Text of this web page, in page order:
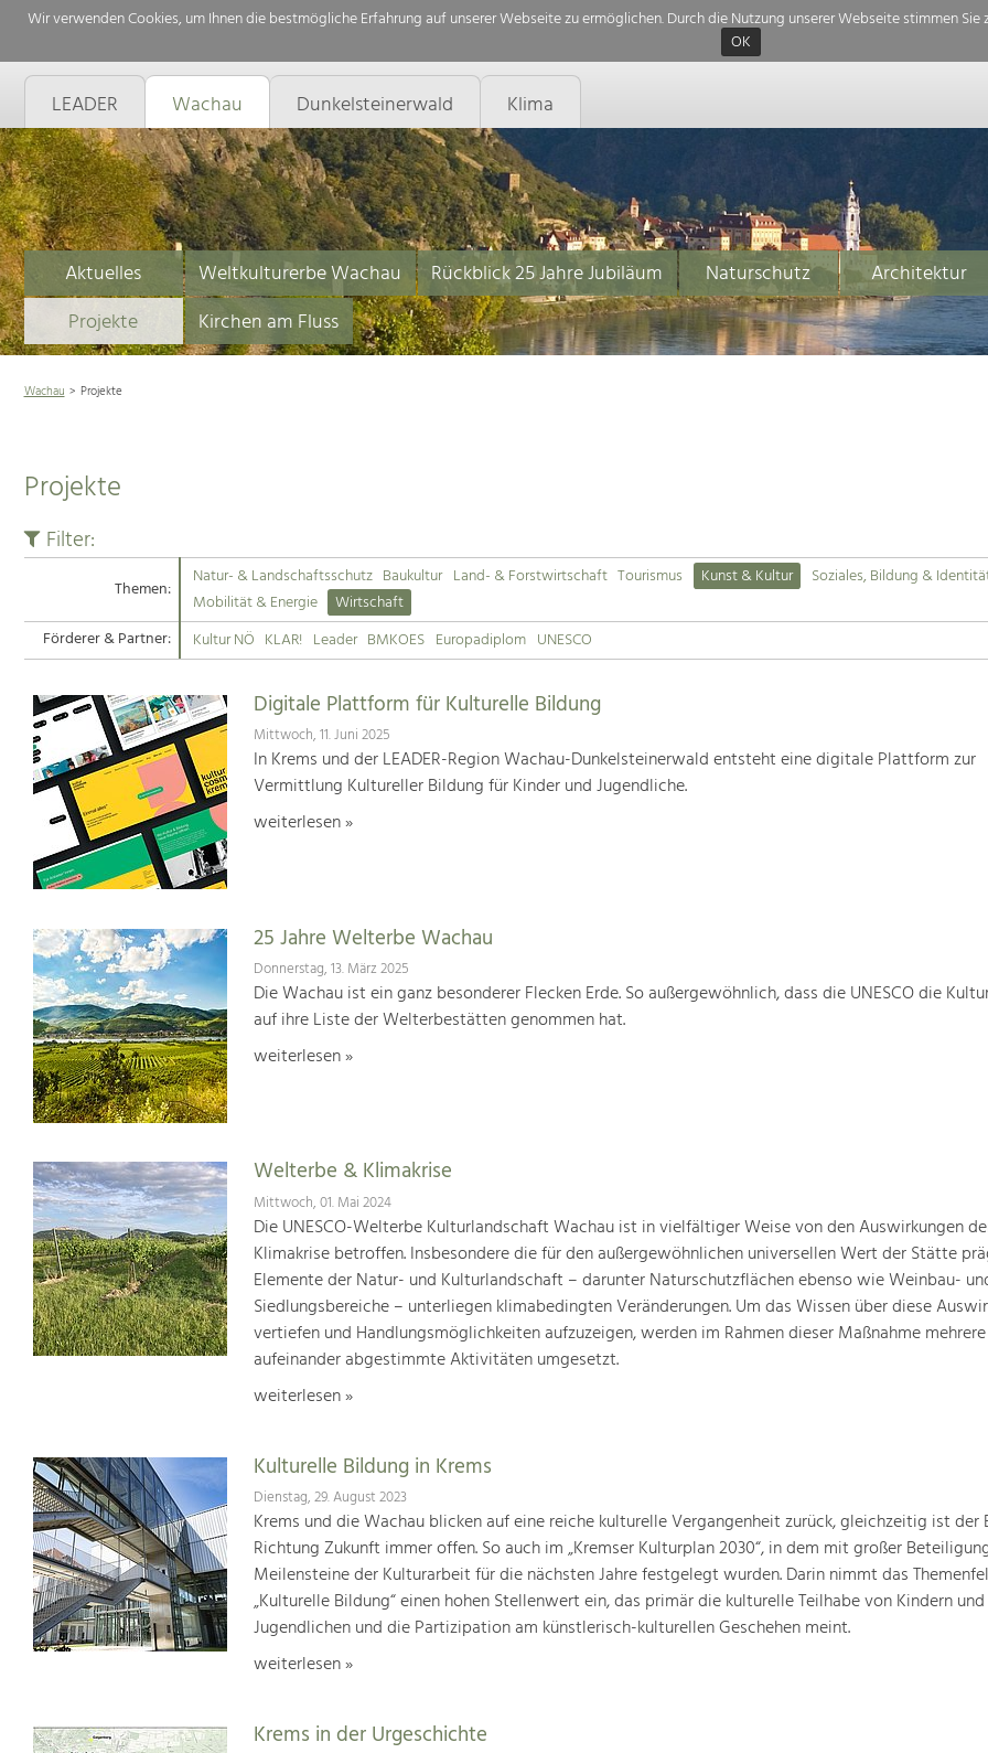
Wir verwenden Cookies, um Ihnen die bestmögliche Erfahrung auf unserer Webseite zu ermöglichen. Durch die Nutzung unserer Webseite stimmen
OK
LEADER Wachau Dunkelsteinerwald Klima
Aktuelles Weltkulturerbe Wachau Rückblick 25 Jahre Jubiläum Naturschutz Architektur
Projekte
Kirchen am Fluss
Wachau Projekte
Projekte
Filter:
Themen: Natur- & Landschaftsschutz Baukultur Land- & Forstwirtschaft Tourismus Kunst & Kultur
Soziales, Bildung &
Mobilität & Energie
Wirtschaft
Förderer & Partner:
Kultur NÖ KLAR! Leader BMKOES Europadiplom UNESCO
Digitale Plattform für Kulturelle Bildung
Mittwoch, 11. Juni 2025
In Krems und der LEADER-Region Wachau-Dunkelsteinerwald entsteht eine digitale Plattform zur
Vermittlung Kultureller Bildung für Kinder und Jugendliche.
weiterlesen »
25 Jahre Welterbe Wachau
Donnerstag, 13. März 2025
Die Wachau ist ein ganz besonderer Flecken Erde. So außergewöhnlich, dass die UNESCO die
auf ihre Liste der Welterbestätten genommen hat.
weiterlesen »
Welterbe & Klimakrise
Mittwoch, 01. Mai 2024
Die UNESCO-Welterbe Kulturlandschaft Wachau ist in vielfältiger Weise von den Auswirkungen
Klimakrise betroffen. Insbesondere die für den außergewöhnlichen universellen Wert der Stätte
Elemente der Natur- und Kulturlandschaft – darunter Naturschutzflächen ebenso wie Weinbau-
Siedlungsbereiche – unterliegen klimabedingten Veränderungen. Um das Wissen über diese
vertiefen und Handlungsmöglichkeiten aufzuzeigen, werden im Rahmen dieser Maßnahme mehrere
aufeinander abgestimmte Aktivitäten umgesetzt.
weiterlesen »
Kulturelle Bildung in Krems
Dienstag, 29. August 2023
Krems und die Wachau blicken auf eine reiche kulturelle Vergangenheit zurück, gleichzeitig ist der
Richtung Zukunft immer offen. So auch im „Kremser Kulturplan 2030“, in dem mit großer
Meilensteine der Kulturarbeit für die nächsten Jahre festgelegt wurden. Darin nimmt das
„Kulturelle Bildung“ einen hohen Stellenwert ein, das primär die kulturelle Teilhabe von Kindern und
Jugendlichen und die Partizipation am künstlerisch-kulturellen Geschehen meint.
weiterlesen »
Krems in der Urgeschichte